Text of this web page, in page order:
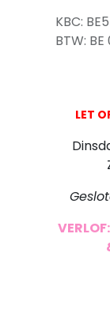
KBC:
BTW: BE
LET